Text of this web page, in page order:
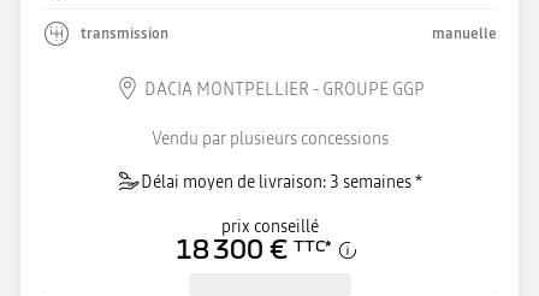
transmission manuelle
DACIA MONTPELLIER - GROUPE GGP
Vendu par plusieurs concessions
Délai moyen de livraison: 3 semaines *
prix conseillé
18 300 € TTC*